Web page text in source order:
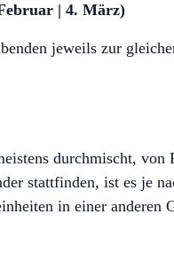
| 4. März)
jeweils zur
durchmischt, von
stattfinden, ist es je
in einer anderen